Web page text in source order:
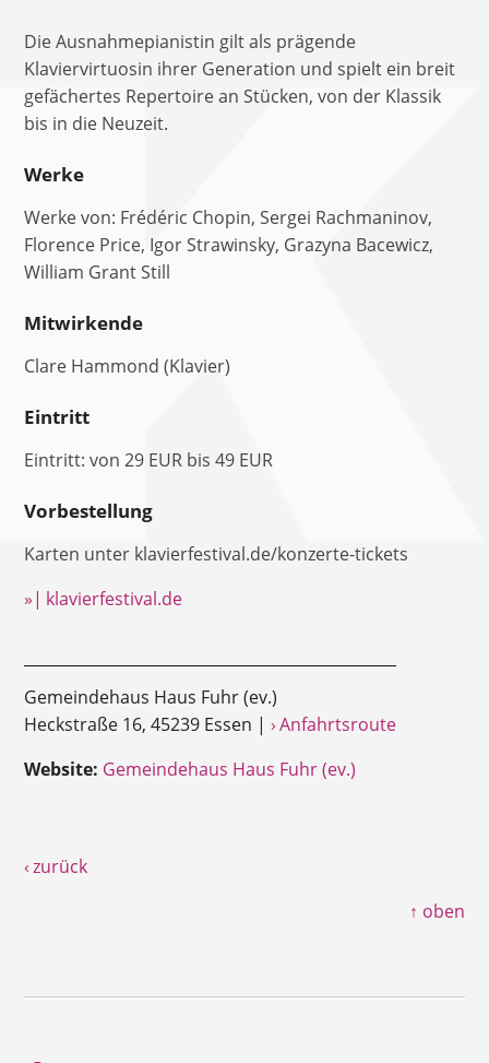
Die Ausnahmepianistin gilt als prägende
Klaviervirtuosin ihrer Generation und spielt ein breit
gefächertes Repertoire an Stücken, von der Klassik
bis in die Neuzeit.
Werke
Werke von: Frédéric Chopin, Sergei Rachmaninov,
Florence Price, Igor Strawinsky, Grazyna Bacewicz,
William Grant Still
Mitwirkende
Clare Hammond (Klavier)
Eintritt
Eintritt: von 29 EUR bis 49 EUR
Vorbestellung
Karten unter klavierfestival.de/konzerte-tickets
»| klavierfestival.de
Gemeindehaus Haus Fuhr (ev.)
Heckstraße 16, 45239 Essen |› Anfahrtsroute
Website: Gemeindehaus Haus Fuhr (ev.)
‹ zurück
↑ oben